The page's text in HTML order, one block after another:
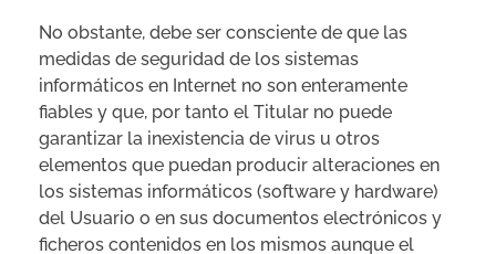
No obstante, debe ser consciente de que las
medidas de seguridad de los sistemas
informáticos en Internet no son enteramente
fiables y que, por tanto el Titular no puede
garantizar la inexistencia de virus u otros
elementos que puedan producir alteraciones en
los sistemas informáticos (software y hardware)
del Usuario o en sus documentos electrónicos y
ficheros contenidos en los mismos aunque el